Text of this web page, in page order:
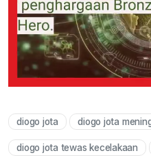
diogo jota diogo jota
diogo jota tewas kecelakaan